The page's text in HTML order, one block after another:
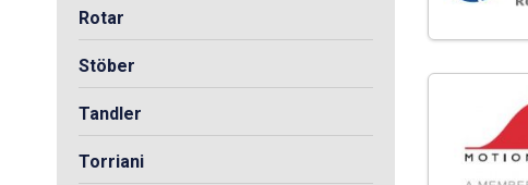
Rotar
Stöber
Tandler
Torriani